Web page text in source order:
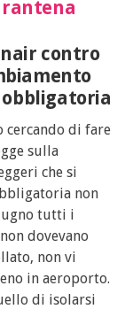
contro
cercando di fare
sulla
che si
non
tutti i
dovevano
non vi
in aeroporto.
di isolarsi